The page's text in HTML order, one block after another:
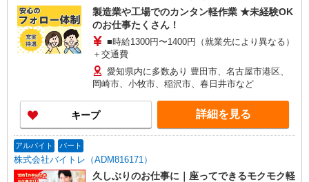
製造業や工場でのカンタン軽作業 ★未経験OK
のお仕事たくさん！
■時給1300円〜1400円（就業先により異なる）
＋交通費
愛知県内に多数あり 豊田市、名古屋市港区、
岡崎市、小牧市、稲沢市、春日井市など
キープ 詳細を見る
アルバイト パート
株式会社バイトレ（ADM816171）
久しぶりのお仕事に｜座ってできるモクモク軽